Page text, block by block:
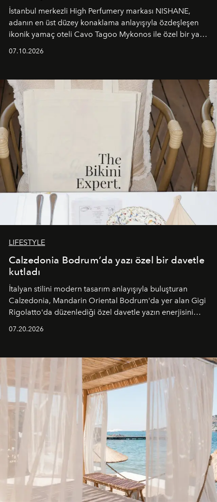
İstanbul merkezli High Perfumery markası NISHANE,
adanın en üst düzey konaklama anlayışıyla özdeşleşen
ikonik yamaç oteli Cavo Tagoo Mykonos ile özel bir yaz
buluşturarak markanın Cavo Tagoo’daki varlığını
sürükleyici ve mevsime özel bir deneyime dönüştürüyor.
07.10.2026
LIFESTYLE
Calzedonia Bodrum’da yazı özel bir davetle
kutladı
İtalyan stilini modern tasarım anlayışıyla buluşturan
Calzedonia, Mandarin Oriental Bodrum'da yer alan Gigi
Rigolatto'da düzenlediği özel davetle yazın enerjisini
07.20.2026